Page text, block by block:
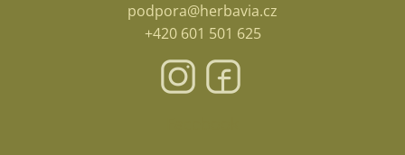
podpora@herbavia.cz
+420 601 501 625